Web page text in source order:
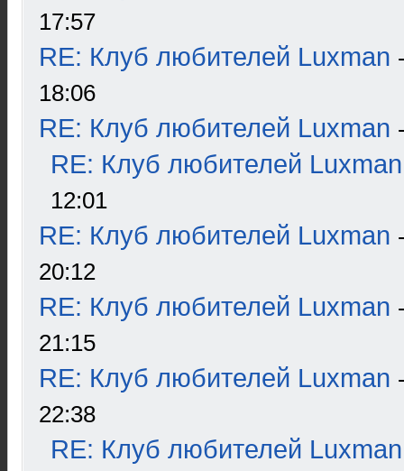
17:57
RE: Клуб любителей Luxman
18:06
RE: Клуб любителей Luxman
RE: Клуб любителей Luxman
12:01
RE: Клуб любителей Luxman
20:12
RE: Клуб любителей Luxman
21:15
RE: Клуб любителей Luxman
22:38
RE: Клуб любителей Luxman